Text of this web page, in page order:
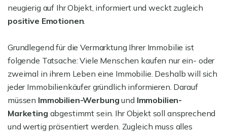
neugierig auf Ihr Objekt, informiert und weckt zugleich
positive Emotionen.
Grundlegend für die Vermarktung Ihrer Immobilie ist
folgende Tatsache: Viele Menschen kaufen nur ein- oder
zweimal in ihrem Leben eine Immobilie. Deshalb will sich
jeder Immobilienkäufer gründlich informieren. Darauf
müssen Immobilien-Werbung und Immobilien-
Marketing abgestimmt sein. Ihr Objekt soll ansprechend
und wertig präsentiert werden. Zugleich muss alles